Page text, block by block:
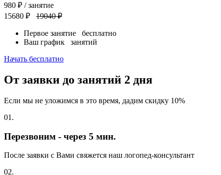
980 ₽ / занятие
15680 ₽
19040 ₽
Первое занятие бесплатно
Ваш график занятий
Начать бесплатно
От заявки до занятий 2 дня
Если мы не уложимся в это время, дадим скидку 10%
01.
Перезвоним - через 5 мин.
После заявки с Вами свяжется наш логопед-консультант
02.